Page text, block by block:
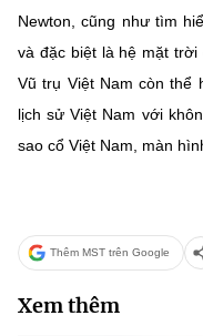
Newton, cũng như tìm
và đặc biệt là hệ mặt trời
Vũ trụ Việt Nam còn thể
lịch sử Việt Nam với
sao cổ Việt Nam, màn
Thêm MST trên Google
Xem thêm